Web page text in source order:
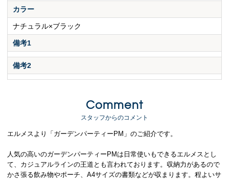
カラー
ナチュラル×ブラック
備考1
備考2
Comment
スタッフからのコメント
エルメスより「ガーデンパーティーPM」のご紹介です。
人気の高いのガーデンパーティーPMは日常使いもできるエルメスとし
て、カジュアルラインの王道とも言われております。収納力があるので
かさ張る飲み物やポーチ、A4サイズの書類などが収まります。程よいサ